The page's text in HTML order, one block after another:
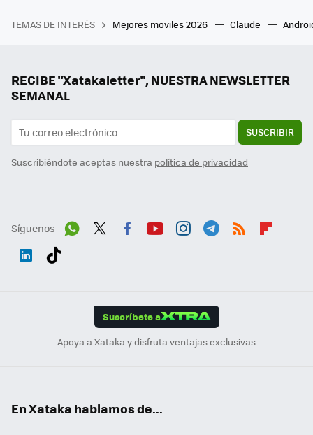
TEMAS DE INTERÉS Mejores moviles 2026 Claude
RECIBE "Xatakaletter", NUESTRA NEWSLETTER
SEMANAL
SUSCRIBIR
Suscribiéndote aceptas nuestra política de privacidad
Síguenos
Suscríbete a
Apoya a Xataka y disfruta ventajas exclusivas
En Xataka hablamos de...